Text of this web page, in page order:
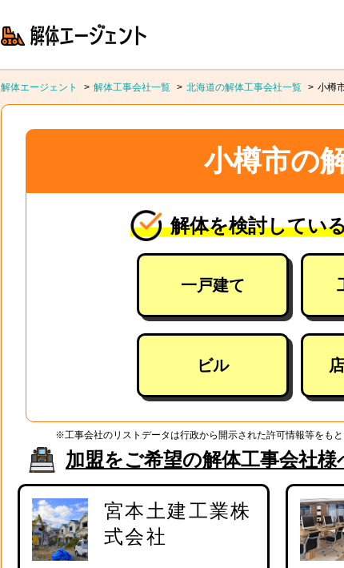
解体エージェント 解体工事会社一覧 北海道の解体工事会社一覧 小樽
小樽市の
解体を検討してい
一戸建て
ビル
※工事会社のリストデータは行政から開示された許可情報等をも
加盟をご希望の解体工事会社様
宮本土建工業株
式会社